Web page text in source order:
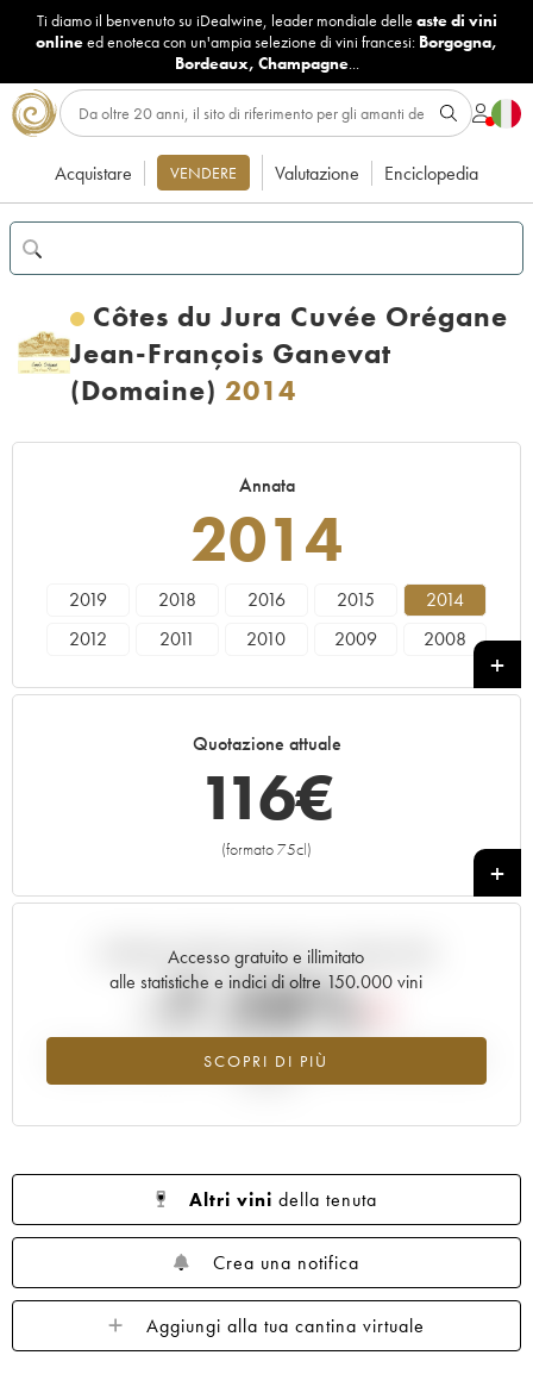
Ti diamo il benvenuto su iDealwine, leader mondiale delle aste di vini
onlineed enoteca con un'ampia selezione di vini francesi: Borgogna,
Bordeaux, Champagne...
Acquistare VENDERE Valutazione Enciclopedia
Côtes du Jura Cuvée Orégane
Jean-François Ganevat
(Domaine) 2014
Annata
2014
2019 2018 2016 2015
2014
2012
2011 2010 2009
2008
Quotazione attuale
116€
(formato 75cl)
+
Accesso gratuito e illimitato
alle statistiche e indici di oltre 150.000 vini
SCOPRI DI PIÙ
Andamento della quotazione in tempo reale
-7.28%
Tendenza al ribasso per il valore dell'annata 2014 nel 2026 rispetto
Altri vini della tenuta
Crea una notifica
Aggiungi alla tua cantina virtuale